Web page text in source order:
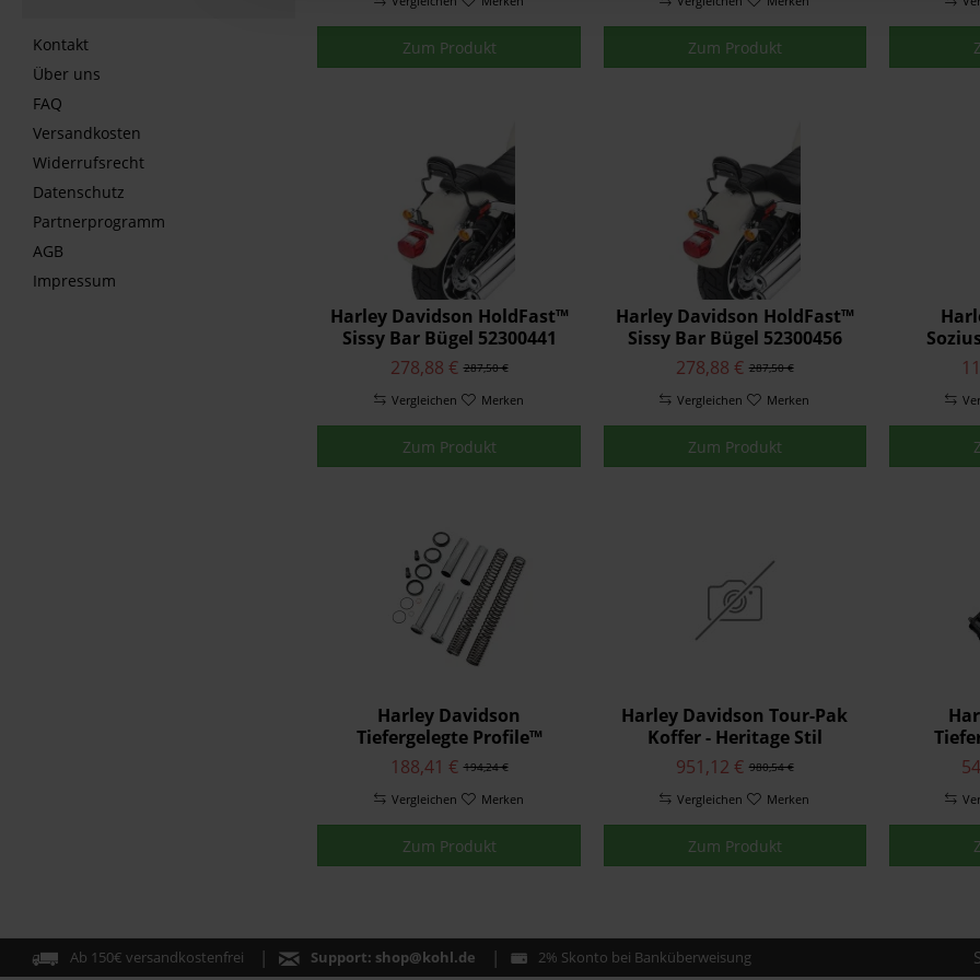
Kontakt
Über uns
FAQ
Versandkosten
Widerrufsrecht
Datenschutz
Partnerprogramm
AGB
Impressum
Zum Produkt Zum Produkt
Harley Davidson HoldFast™
Sissy Bar Bügel 52300441
287,50 €
278,88 €
Vergleichen Merken
Zum Produkt
Harley Davidson HoldFast™
Sissy Bar Bügel 52300456
287,50 €
278,88 €
Vergleichen Merken
Zum Produkt
Harley Davidson
Tiefergelegte Profile™
Vorderradfederung
45500427
194,24 €
188,41 €
Vergleichen Merken
Zum Produkt
Harley Davidson Tour-Pak
Koffer - Heritage Stil
53000598
980,54 €
951,12 €
Vergleichen Merken
Zum Produkt
Ab 150€ versandkostenfrei Support: shop@kohl.de 2% Skonto bei Banküberweisung